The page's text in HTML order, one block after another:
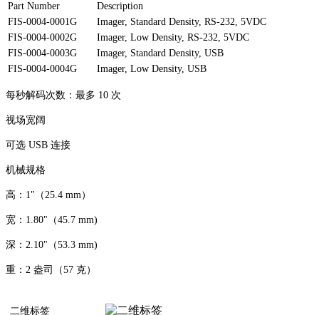
Part Number
Description
FIS-0004-0001G
Imager, Standard Density, RS-232, 5VDC
FIS-0004-0002G
Imager, Low Density, RS-232, 5VDC
FIS-0004-0003G
Imager, Standard Density, USB
FIS-0004-0004G
Imager, Low Density, USB
每秒解码次数：最多 10 次
视场宽阔
可选 USB 连接
机械规格
高：1"（25.4 mm）
宽：1.80"（45.7 mm)
深：2.10"（53.3 mm)
重：2 盎司（57 克）
二维标签